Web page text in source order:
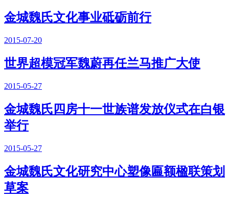
金城魏氏文化事业砥砺前行
2015-07-20
世界超模冠军魏蔚再任兰马推广大使
2015-05-27
金城魏氏四房十一世族谱发放仪式在白银
举行
2015-05-27
金城魏氏文化研究中心塑像匾额楹联策划
草案